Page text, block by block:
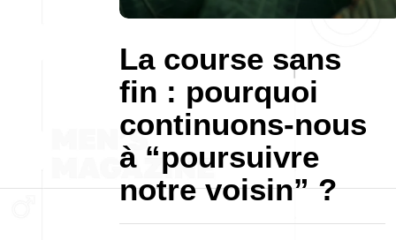
La course sans
fin : pourquoi
continuons-nous
à “poursuivre
notre voisin” ?